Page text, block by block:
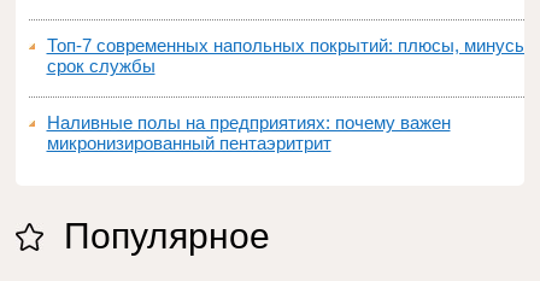
Топ‑7 современных напольных покрытий: плюсы, минусы,
срок службы
Наливные полы на предприятиях: почему важен
микронизированный пентаэритрит
Популярное